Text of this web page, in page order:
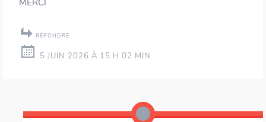
RÉPONDRE
5 JUIN 2026 À 15 H 02 MIN